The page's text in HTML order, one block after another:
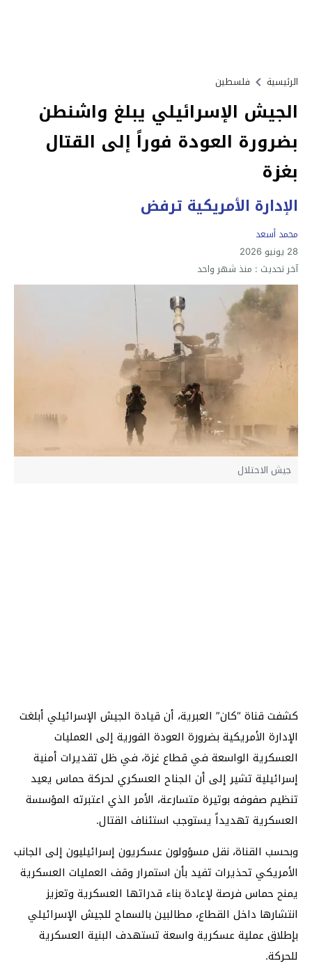
الرئيسية فلسطين
الجيش الإسرائيلي يبلغ واشنطن
بضرورة العودة فوراً إلى القتال
بغزة
الإدارة الأمريكية ترفض
محمد أسعد
28 يونيو 2026
آخر تحديث : منذ شهر واحد
جيش الاحتلال
كشفت قناة “كان” العبرية، أن قيادة الجيش الإسرائيلي أبلغت
الإدارة الأمريكية بضرورة العودة الفورية إلى العمليات
العسكرية الواسعة في قطاع غزة، في ظل تقديرات أمنية
إسرائيلية تشير إلى أن الجناح العسكري لحركة حماس يعيد
تنظيم صفوفه بوتيرة متسارعة، الأمر الذي اعتبرته المؤسسة
العسكرية تهديداً يستوجب استئناف القتال.
وبحسب القناة، نقل مسؤولون عسكريون إسرائيليون إلى الجانب
الأمريكي تحذيرات تفيد بأن استمرار وقف العمليات العسكرية
يمنح حماس فرصة لإعادة بناء قدراتها العسكرية وتعزيز
انتشارها داخل القطاع، مطالبين بالسماح للجيش الإسرائيلي
بإطلاق عملية عسكرية واسعة تستهدف البنية العسكرية
للحركة.